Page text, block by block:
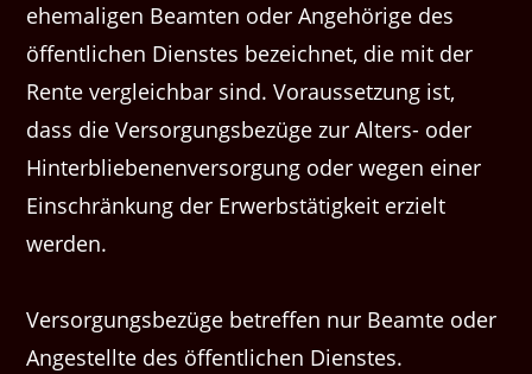
ehemaligen Beamten oder Angehörige des
öffentlichen Dienstes bezeichnet, die mit der
Rente vergleichbar sind. Voraussetzung ist,
dass die Versorgungsbezüge zur Alters- oder
Hinterbliebenenversorgung oder wegen einer
Einschränkung der Erwerbstätigkeit erzielt
werden.
Versorgungsbezüge betreffen nur Beamte oder
Angestellte des öffentlichen Dienstes.